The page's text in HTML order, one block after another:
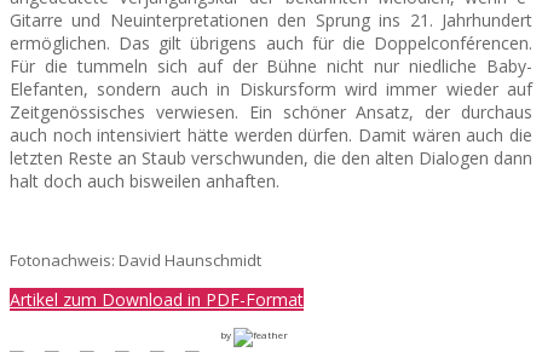
Gitarre und Neuinterpretationen den Sprung ins 21. Jahrhundert
ermöglichen. Das gilt übrigens auch für die Doppelconférencen.
Für die tummeln sich auf der Bühne nicht nur niedliche Baby-
Elefanten, sondern auch in Diskursform wird immer wieder auf
Zeitgenössisches verwiesen. Ein schöner Ansatz, der durchaus
auch noch intensiviert hätte werden dürfen. Damit wären auch die
letzten Reste an Staub verschwunden, die den alten Dialogen dann
halt doch auch bisweilen anhaften.
Fotonachweis: David Haunschmidt
Artikel zum Download in PDF-Format
by